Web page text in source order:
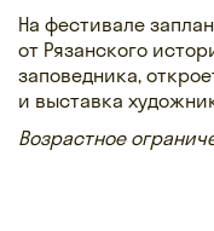
На фестивале
от Рязанского
заповедника,
и выставка
Возрастное